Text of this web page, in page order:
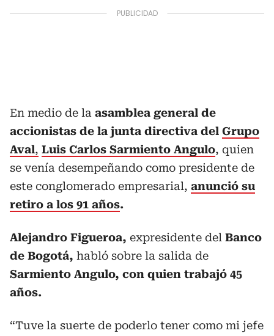
En medio de la asamblea general de
accionistas de la junta directiva del Grupo
Aval, Luis Carlos Sarmiento Angulo, quien
se venía desempeñando como presidente de
este conglomerado empresarial, anunció su
retiro a los 91 años.
Alejandro Figueroa, expresidente del Banco
de Bogotá, habló sobre la salida de
Sarmiento Angulo, con quien trabajó 45
años.
“Tuve la suerte de poderlo tener como mi jefe